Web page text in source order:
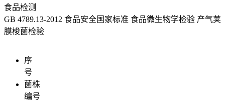
食品检测
GB 4789.13-2012 食品安全国家标准 食品微生物学检验 产气荚
膜梭菌检验
序
号
菌株
编号